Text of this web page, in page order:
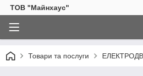
ТОВ "Майнхаус"
Товари та послуги